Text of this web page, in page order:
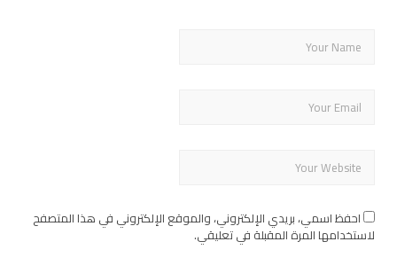
احفظ اسمي، بريدي الإلكتروني، والموقع الإلكتروني في هذا المتصفح
لاستخدامها المرة المقبلة في تعليقي.